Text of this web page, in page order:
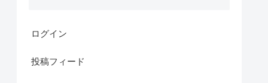
ログイン
投稿フィード